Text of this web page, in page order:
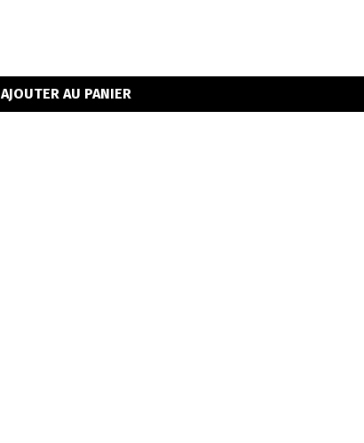
AJOUTER AU PANIER